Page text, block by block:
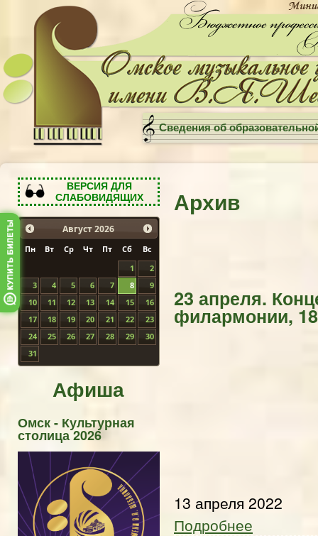
Сведения об
ВЕРСИЯ ДЛЯ
СЛАБОВИДЯЩИХ
Август 2026
Пн Вт Ср Чт Пт Сб
Вс
1
2
3
4 5 6 7 8
9
10
11 12 13 14 15
16
17
18 19 20 21 22
23
24
25 26 27 28 29
30
31
Афиша
Омск - Культурная
столица 2026
Архив
23 апреля.
филармонии,
13 апреля 2022
Подробнее